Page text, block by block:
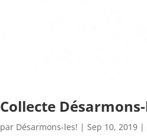
Collecte
par Désarmons-les! |Sep 10, 2019 |